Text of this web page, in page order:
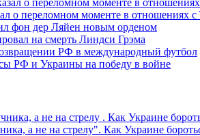
о переломном моменте в отношениях
фон дер Ляйен новым орденом
на смерть Линдси Грэма
РФ в международный футбол
РФ и Украины на победу в войне
а не на стрелу". Как Украине